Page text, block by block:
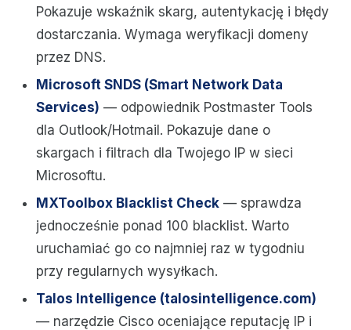
Pokazuje wskaźnik skarg, autentykację i błędy
dostarczania. Wymaga weryfikacji domeny
przez DNS.
Microsoft SNDS (Smart Network Data
Services) — odpowiednik Postmaster Tools
dla Outlook/Hotmail. Pokazuje dane o
skargach i filtrach dla Twojego IP w sieci
Microsoftu.
MXToolbox Blacklist Check — sprawdza
jednocześnie ponad 100 blacklist. Warto
uruchamiać go co najmniej raz w tygodniu
przy regularnych wysyłkach.
Talos Intelligence (talosintelligence.com)
— narzędzie Cisco oceniające reputację IP i